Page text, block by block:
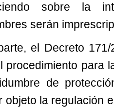
sobre la
serán
el Decreto
procedimiento para
de
objeto la regulación